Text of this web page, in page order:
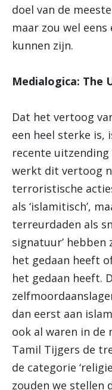
doel van de
maar zou wel
kunnen zijn.
Medialogica: The
Dat het vertoog
een heel sterke is,
recente uitzending
werkt dit vertoog
terroristische
als ‘islamitisch’,
terreurdaden als
signatuur’
het gedaan heeft
het gedaan heeft.
dan eerst aan
ook al waren in de
Tamil Tijgers de
de categorie
zouden we stellen